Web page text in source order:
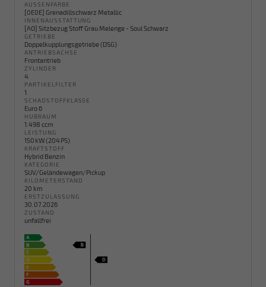
AUSSENFARBE
[0E0E] Grenadillschwarz Metallic
INNENAUSSTATTUNG
[AO] Sitzbezug Stoff Grau Melenge - Soul Schwarz
GETRIEBE
Doppelkupplungsgetriebe (DSG)
ANTRIEBSACHSE
Frontantrieb
ZYLINDER
4
PARTIKELFILTER
1
SCHADSTOFFKLASSE
Euro 6
HUBRAUM
1.498 ccm
LEISTUNG
150 kW (204 PS)
KRAFTSTOFF
Hybrid Benzin
KATEGORIE
SUV/Geländewagen/Pickup
KILOMETERSTAND
20 km
ERSTZULASSUNG
30.07.2026
ZUSTAND
unfallfrei